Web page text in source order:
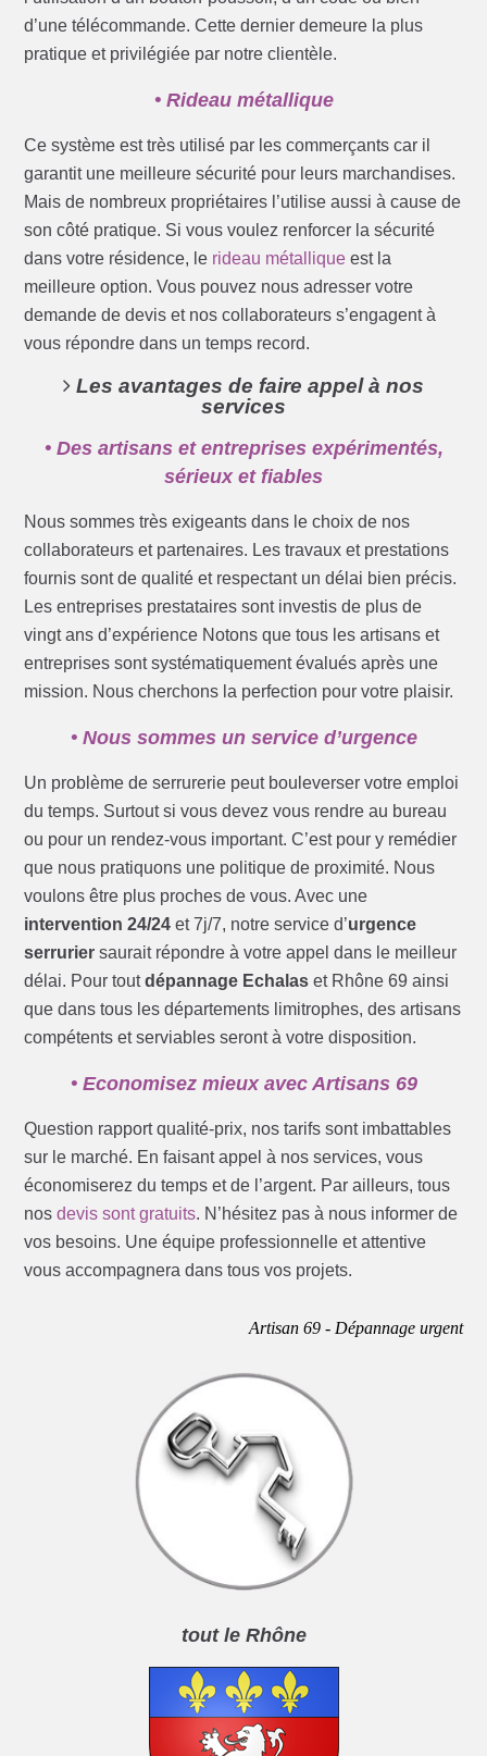
d’une télécommande. Cette dernier demeure la plus
pratique et privilégiée par notre clientèle.
• Rideau métallique
Ce système est très utilisé par les commerçants car il
garantit une meilleure sécurité pour leurs marchandises.
Mais de nombreux propriétaires l’utilise aussi à cause de
son côté pratique. Si vous voulez renforcer la sécurité
dans votre résidence, le rideau métallique est la
meilleure option. Vous pouvez nous adresser votre
demande de devis et nos collaborateurs s’engagent à
vous répondre dans un temps record.
Les avantages de faire appel à nos
services
• Des artisans et entreprises expérimentés,
sérieux et fiables
Nous sommes très exigeants dans le choix de nos
collaborateurs et partenaires. Les travaux et prestations
fournis sont de qualité et respectant un délai bien précis.
Les entreprises prestataires sont investis de plus de
vingt ans d’expérience Notons que tous les artisans et
entreprises sont systématiquement évalués après une
mission. Nous cherchons la perfection pour votre plaisir.
• Nous sommes un service d’urgence
Un problème de serrurerie peut bouleverser votre emploi
du temps. Surtout si vous devez vous rendre au bureau
ou pour un rendez-vous important. C’est pour y remédier
que nous pratiquons une politique de proximité. Nous
voulons être plus proches de vous. Avec une
intervention 24/24 et 7j/7, notre service d’urgence
serrurier saurait répondre à votre appel dans le meilleur
délai. Pour toutdépannage Echalas et Rhône 69 ainsi
que dans tous les départements limitrophes, des artisans
compétents et serviables seront à votre disposition.
• Economisez mieux avec Artisans 69
Question rapport qualité-prix, nos tarifs sont imbattables
sur le marché. En faisant appel à nos services, vous
économiserez du temps et de l’argent. Par ailleurs, tous
nosdevis sont gratuits. N’hésitez pas à nous informer de
vos besoins. Une équipe professionnelle et attentive
vous accompagnera dans tous vos projets.
Artisan 69 - Dépannage urgent
tout le Rhône